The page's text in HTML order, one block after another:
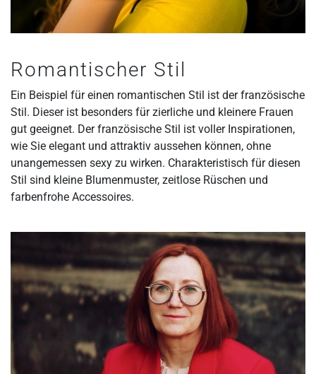
Romantischer Stil
Ein Beispiel für einen romantischen Stil ist der französische
Stil. Dieser ist besonders für zierliche und kleinere Frauen
gut geeignet. Der französische Stil ist voller Inspirationen,
wie Sie elegant und attraktiv aussehen können, ohne
unangemessen sexy zu wirken. Charakteristisch für diesen
Stil sind kleine Blumenmuster, zeitlose Rüschen und
farbenfrohe Accessoires.